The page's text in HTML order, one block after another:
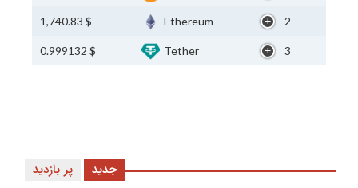
2
Ethereum
$ 1,740.83
3
Tether
$ 0.999132
پر بازدید جدید